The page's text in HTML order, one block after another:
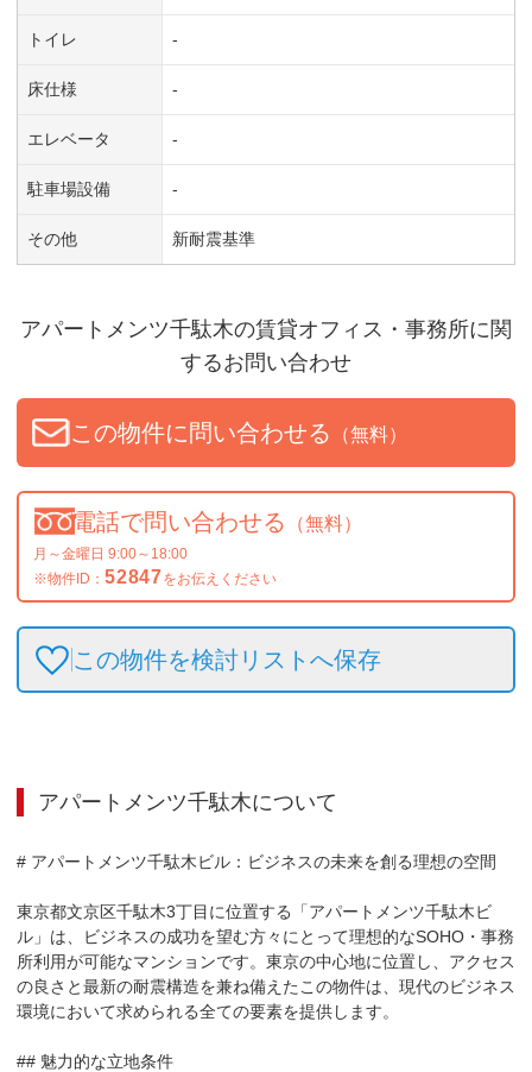
トイレ -
床仕様 -
エレベータ -
駐車場設備 -
その他 新耐震基準
アパートメンツ千駄木の賃貸オフィス・事務所に関
するお問い合わせ
この物件に問い合わせる （無料）
電話で問い合わせる （無料）
月～金曜日 9:00～18:00
※物件ID： 52847をお伝えください
この物件を検討リストへ保存
アパートメンツ千駄木について
# アパートメンツ千駄木ビル：ビジネスの未来を創る理想の空間
東京都文京区千駄木3丁目に位置する「アパートメンツ千駄木ビ
ル」は、ビジネスの成功を望む方々にとって理想的なSOHO・事務
所利用が可能なマンションです。東京の中心地に位置し、アクセス
の良さと最新の耐震構造を兼ね備えたこの物件は、現代のビジネス
環境において求められる全ての要素を提供します。
## 魅力的な立地条件